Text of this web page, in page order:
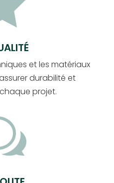
et les matériaux
durabilité et
projet.